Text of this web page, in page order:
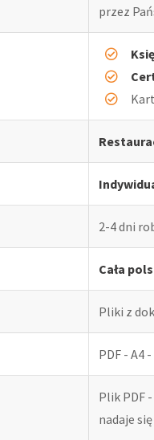
przez
2-4 dni
Cała
Pliki z
PDF - A4
Plik PDF
nadaje